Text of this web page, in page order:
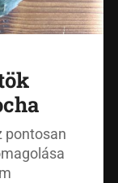
pontosan